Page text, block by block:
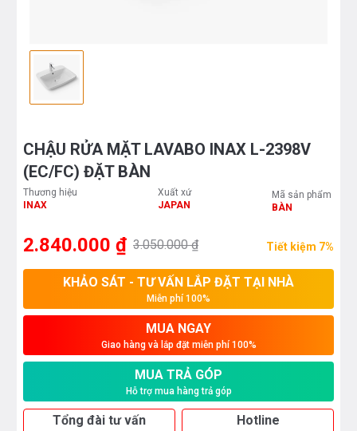
CHẬU RỬA MẶT LAVABO INAX L-2398V
(EC/FC) ĐẶT BÀN
Thương hiệu
INAX
Xuất xứ
JAPAN
Mã sản phẩm
BÀN
2.840.000 ₫ 3.050.000 ₫ Tiết kiệm 7%
KHẢO SÁT - TƯ VẤN LẮP ĐẶT TẠI NHÀ
Miễn phí 100%
MUA NGAY
Giao hàng và lắp đặt miễn phí 100%
MUA TRẢ GÓP
Hỗ trợ mua hàng trả góp
Tổng đài tư vấn Hotline